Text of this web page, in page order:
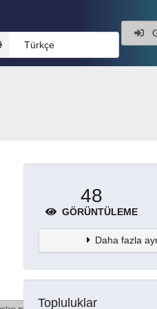
Türkçe
48
GÖRÜNTÜLEME
Daha fazla
Topluluklar